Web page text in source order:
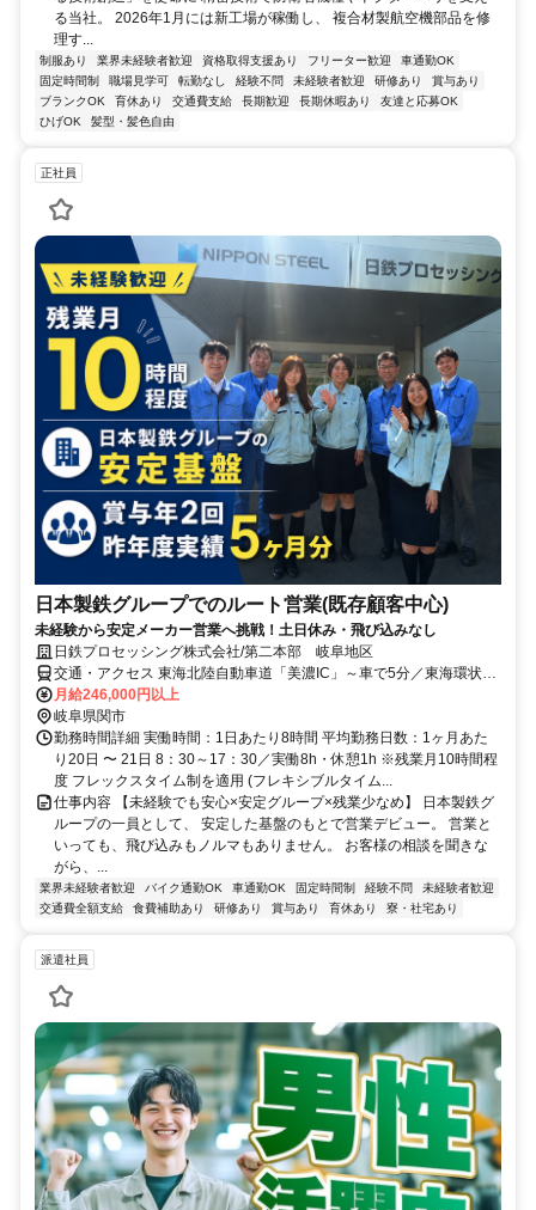
る当社。 2026年1月には新工場が稼働し、 複合材製航空機部品を修
理す...
制服あり 業界未経験者歓迎 資格取得支援あり フリーター歓迎
車通勤OK
固定時間制
職場見学可 転勤なし 経験不問 未経験者歓迎 研修あり
賞与あり
ブランクOK
育休あり 交通費支給 長期歓迎 長期休暇あり
友達と応募OK
ひげOK
髪型・髪色自由
正社員
日本製鉄グループでのルート営業(既存顧客中心)
未経験から安定メーカー営業へ挑戦！土日休み・飛び込みなし
日鉄プロセッシング株式会社/第二本部 岐阜地区
交通・アクセス 東海北陸自動車道「美濃IC」～車で5分／東海環状自
動車道「富加関IC」～車で15分
月給246,000円以上
岐阜県関市
勤務時間詳細 実働時間：1日あたり8時間 平均勤務日数：1ヶ月あた
り20日 〜 21日 8：30～17：30／実働8h・休憩1h ※残業月10時間程
度 フレックスタイム制を適用 (フレキシブルタイム...
仕事内容 【未経験でも安心×安定グループ×残業少なめ】 日本製鉄グ
ループの一員として、 安定した基盤のもとで営業デビュー。 営業と
いっても、飛び込みもノルマもありません。 お客様の相談を聞きな
がら、...
業界未経験者歓迎 バイク通勤OK 車通勤OK 固定時間制 経験不問
未経験者歓迎
交通費全額支給
食費補助あり 研修あり 賞与あり 育休あり 寮・社宅あり
派遣社員